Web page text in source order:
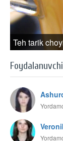
Teh tarik